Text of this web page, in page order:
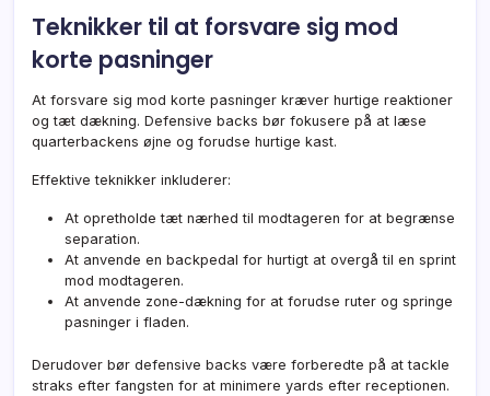
Teknikker til at forsvare sig mod
korte pasninger
At forsvare sig mod korte pasninger kræver hurtige reaktioner
og tæt dækning. Defensive backs bør fokusere på at læse
quarterbackens øjne og forudse hurtige kast.
Effektive teknikker inkluderer:
At opretholde tæt nærhed til modtageren for at begrænse
separation.
At anvende en backpedal for hurtigt at overgå til en sprint
mod modtageren.
At anvende zone-dækning for at forudse ruter og springe
pasninger i fladen.
Derudover bør defensive backs være forberedte på at tackle
straks efter fangsten for at minimere yards efter receptionen.